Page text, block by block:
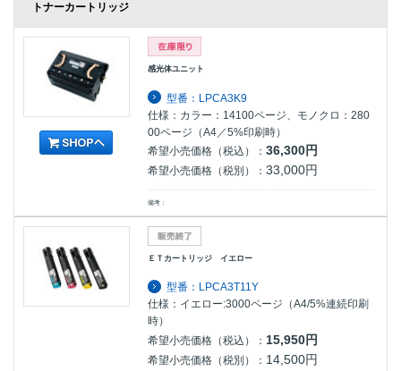
トナーカートリッジ
感光体ユニット
型番：LPCA3K9
仕様：カラー：14100ページ、モノクロ：280
00ページ（A4／5%印刷時）
希望小売価格（税込）： 36,300円
希望小売価格（税別）： 33,000円
備考：
ＥＴカートリッジ イエロー
型番：LPCA3T11Y
仕様：イエロー:3000ページ（A4/5%連続印刷
時）
希望小売価格（税込）： 15,950円
希望小売価格（税別）： 14,500円